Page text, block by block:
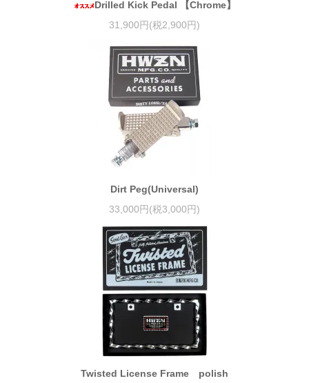
Drilled Kick Pedal 【Chrome】
31,900円(税2,900円)
Dirt Peg(Universal)
33,000円(税3,000円)
Twisted License Frame polish